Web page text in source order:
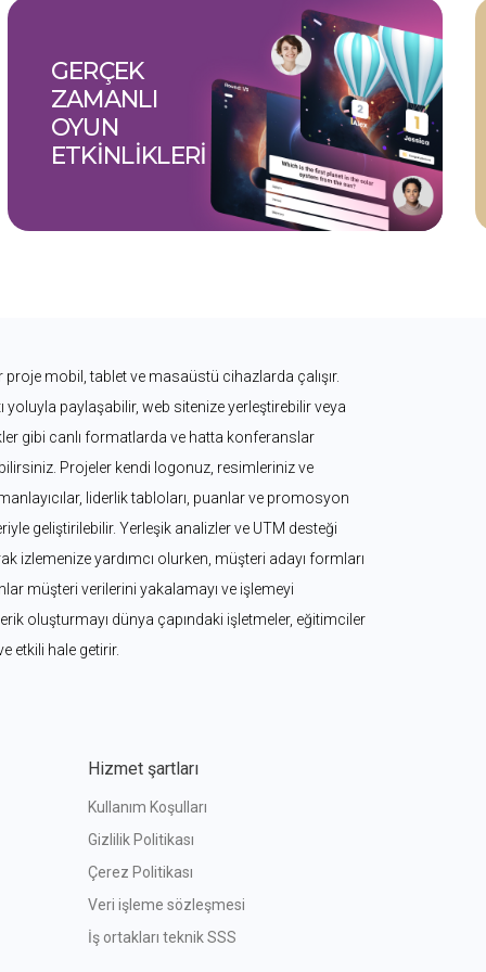
GERÇEK
ZAMANLI
OYUN
ETKINLIKLERI
mobil, tablet ve masaüstü cihazlarda çalışır.
yoluyla paylaşabilir, web sitenize yerleştirebilir veya
gibi canlı formatlarda ve hatta konferanslar
Projeler kendi logonuz, resimleriniz ve
liderlik tabloları, puanlar ve promosyon
geliştirilebilir. Yerleşik analizler ve UTM desteği
izlemenize yardımcı olurken, müşteri adayı formları
müşteri verilerini yakalamayı ve işlemeyi
oluşturmayı dünya çapındaki işletmeler, eğitimciler
etkili hale getirir.
Hizmet şartları
Kullanım Koşulları
Gizlilik Politikası
Çerez Politikası
Veri işleme sözleşmesi
İş ortakları teknik SSS